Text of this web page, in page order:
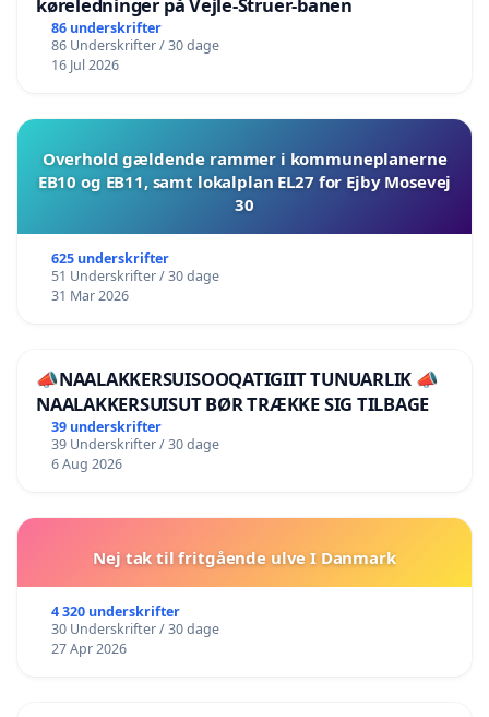
86 underskrifter
86 Underskrifter / 30 dage
16 Jul 2026
Overhold gældende rammer i kommuneplanerne
EB10 og EB11, samt lokalplan EL27 for Ejby Mosevej
30
625 underskrifter
51 Underskrifter / 30 dage
31 Mar 2026
📣NAALAKKERSUISOOQATIGIIT TUNUARLIK 📣
NAALAKKERSUISUT BØR TRÆKKE SIG TILBAGE
39 underskrifter
39 Underskrifter / 30 dage
6 Aug 2026
Nej tak til fritgående ulve I Danmark
4 320 underskrifter
30 Underskrifter / 30 dage
27 Apr 2026